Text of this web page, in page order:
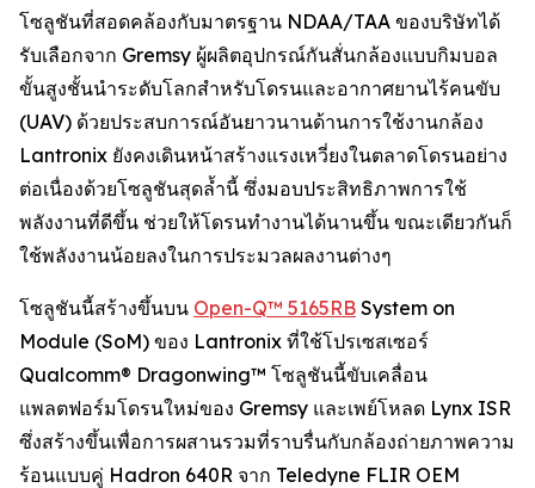
โซลูชันที่สอดคล้องกับมาตรฐาน NDAA/TAA ของบริษัทได้
รับเลือกจาก Gremsy ผู้ผลิตอุปกรณ์กันสั่นกล้องแบบกิมบอล
ขั้นสูงชั้นนำระดับโลกสำหรับโดรนและอากาศยานไร้คนขับ
(UAV) ด้วยประสบการณ์อันยาวนานด้านการใช้งานกล้อง
Lantronix ยังคงเดินหน้าสร้างแรงเหวี่ยงในตลาดโดรนอย่าง
ต่อเนื่องด้วยโซลูชันสุดล้ำนี้ ซึ่งมอบประสิทธิภาพการใช้
พลังงานที่ดีขึ้น ช่วยให้โดรนทำงานได้นานขึ้น ขณะเดียวกันก็
ใช้พลังงานน้อยลงในการประมวลผลงานต่างๆ
โซลูชันนี้สร้างขึ้นบน Open-Q™ 5165RB System on
Module (SoM) ของ Lantronix ที่ใช้โปรเซสเซอร์
Qualcomm® Dragonwing™ โซลูชันนี้ขับเคลื่อน
แพลตฟอร์มโดรนใหม่ของ Gremsy และเพย์โหลด Lynx ISR
ซึ่งสร้างขึ้นเพื่อการผสานรวมที่ราบรื่นกับกล้องถ่ายภาพความ
ร้อนแบบคู่ Hadron 640R จาก Teledyne FLIR OEM